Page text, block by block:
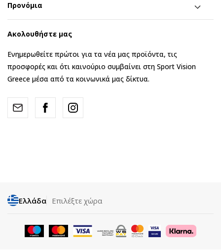
Προνόμια
Ακολουθήστε μας
Ενημερωθείτε πρώτοι για τα νέα μας προϊόντα, τις
προσφορές και ότι καινούριο συμβαίνει στη Sport Vision
Greece μέσα από τα κοινωνικά μας δίκτυα.
Ελλάδα Επιλέξτε χώρα